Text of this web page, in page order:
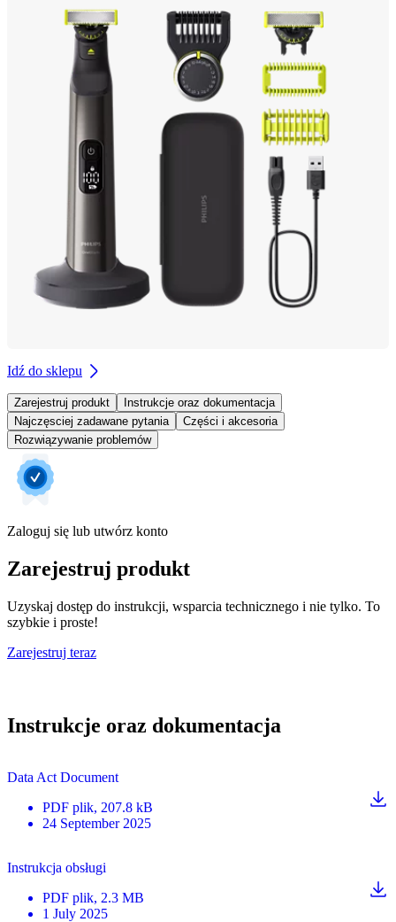
Idź do sklepu
Zarejestruj produkt
Instrukcje oraz dokumentacja
Najczęsciej zadawane pytania
Części i akcesoria
Rozwiązywanie problemów
Zaloguj się lub utwórz konto
Zarejestruj produkt
Uzyskaj dostęp do instrukcji, wsparcia technicznego i nie tylko. To
szybkie i proste!
Zarejestruj teraz
Instrukcje oraz dokumentacja
Data Act Document
PDF plik, 207.8 kB
24 September 2025
Instrukcja obsługi
PDF plik, 2.3 MB
1 July 2025